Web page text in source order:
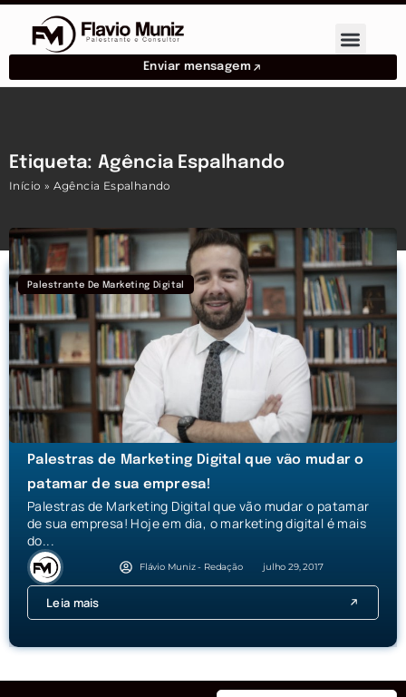
Enviar mensagem
Etiqueta: Agência Espalhando
Início » Agência Espalhando
Palestrante De Marketing Digital
Palestras de Marketing Digital que vão mudar o
patamar de sua empresa!
Palestras de Marketing Digital que vão mudar o patamar
de sua empresa! Hoje em dia, o marketing digital é mais
do...
Flávio Muniz - Redação julho 29, 2017
Leia mais